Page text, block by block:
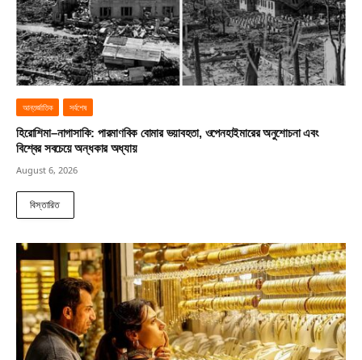
আন্তর্জাতিক সর্বশেষ
হিরোশিমা–নাগাসাকি: পারমাণবিক বোমার ভয়াবহতা, ওপেনহাইমারের অনুশোচনা এবং
বিশ্বের সবচেয়ে অন্ধকার অধ্যায়
August 6, 2026
বিস্তারিত